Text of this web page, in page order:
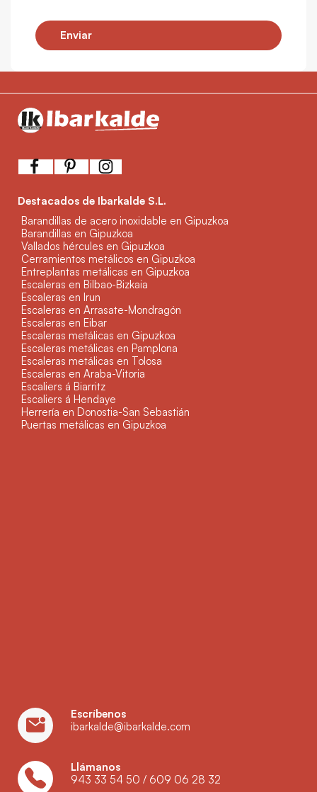
Enviar
Destacados de Ibarkalde S.L.
Barandillas de acero inoxidable en Gipuzkoa
Barandillas en Gipuzkoa
Vallados hércules en Gipuzkoa
Cerramientos metálicos en Gipuzkoa
Entreplantas metálicas en Gipuzkoa
Escaleras en Bilbao-Bizkaia
Escaleras en Irun
Escaleras en Arrasate-Mondragón
Escaleras en Eibar
Escaleras metálicas en Gipuzkoa
Escaleras metálicas en Pamplona
Escaleras metálicas en Tolosa
Escaleras en Araba-Vitoria
Escaliers á Biarritz
Escaliers á Hendaye
Herrería en Donostia-San Sebastián
Puertas metálicas en Gipuzkoa
Escríbenos
ibarkalde@ibarkalde.com
Llámanos
943 33 54 50 / 609 06 28 32